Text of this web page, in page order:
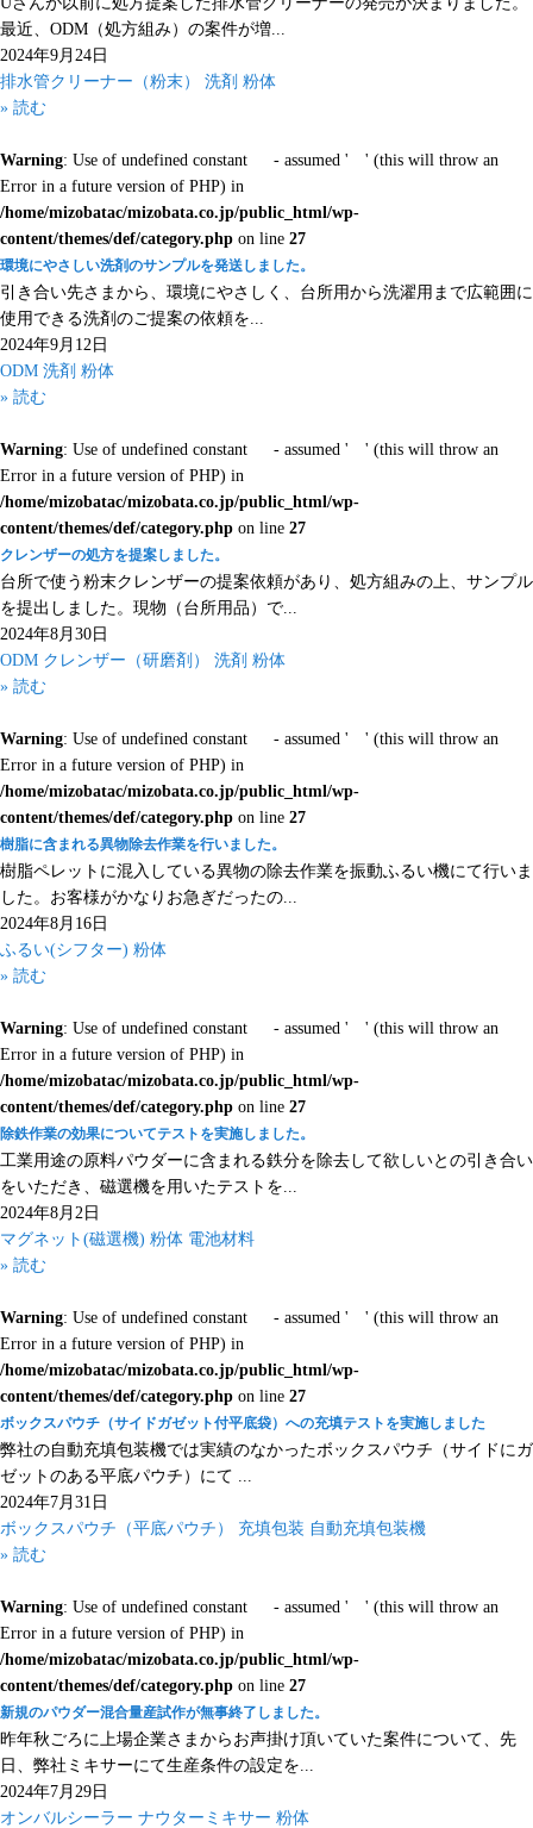
最近、ODM（処方組み）の案件が増...
2024年9月24日
排水管クリーナー（粉末）
洗剤 粉体
» 読む
Warning: Use of undefined constant - assumed ' ' (this will throw an
Error in a future version of PHP) in
/home/mizobatac/mizobata.co.jp/public_html/wp-
content/themes/def/category.php on line 27
環境にやさしい洗剤のサンプルを発送しました。
引き合い先さまから、環境にやさしく、台所用から洗濯用まで広範囲に
使用できる洗剤のご提案の依頼を...
2024年9月12日
ODM 洗剤 粉体
» 読む
Warning: Use of undefined constant - assumed ' ' (this will throw an
Error in a future version of PHP) in
/home/mizobatac/mizobata.co.jp/public_html/wp-
content/themes/def/category.php on line 27
クレンザーの処方を提案しました。
台所で使う粉末クレンザーの提案依頼があり、処方組みの上、サンプル
を提出しました。現物（台所用品）で...
2024年8月30日
ODM クレンザー（研磨剤） 洗剤 粉体
» 読む
Warning: Use of undefined constant - assumed ' ' (this will throw an
Error in a future version of PHP) in
/home/mizobatac/mizobata.co.jp/public_html/wp-
content/themes/def/category.php on line 27
樹脂に含まれる異物除去作業を行いました。
樹脂ペレットに混入している異物の除去作業を振動ふるい機にて行いま
した。お客様がかなりお急ぎだったの...
2024年8月16日
ふるい(シフター) 粉体
» 読む
Warning: Use of undefined constant - assumed ' ' (this will throw an
Error in a future version of PHP) in
/home/mizobatac/mizobata.co.jp/public_html/wp-
content/themes/def/category.php on line 27
除鉄作業の効果についてテストを実施しました。
工業用途の原料パウダーに含まれる鉄分を除去して欲しいとの引き合い
をいただき、磁選機を用いたテストを...
2024年8月2日
マグネット(磁選機) 粉体 電池材料
» 読む
Warning: Use of undefined constant - assumed ' ' (this will throw an
Error in a future version of PHP) in
/home/mizobatac/mizobata.co.jp/public_html/wp-
content/themes/def/category.php on line 27
ボックスパウチ（サイドガゼット付平底袋）への充填テストを実施しました
弊社の自動充填包装機では実績のなかったボックスパウチ（サイドにガ
ゼットのある平底パウチ）にて ...
2024年7月31日
ボックスパウチ（平底パウチ）
充填包装 自動充填包装機
» 読む
Warning: Use of undefined constant - assumed ' ' (this will throw an
Error in a future version of PHP) in
/home/mizobatac/mizobata.co.jp/public_html/wp-
content/themes/def/category.php on line 27
新規のパウダー混合量産試作が無事終了しました。
昨年秋ごろに上場企業さまからお声掛け頂いていた案件について、先
日、弊社ミキサーにて生産条件の設定を...
2024年7月29日
オンバルシーラー ナウターミキサー 粉体